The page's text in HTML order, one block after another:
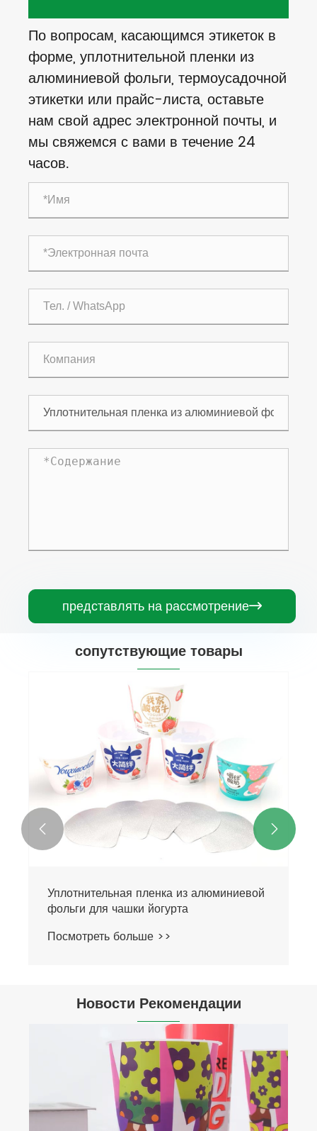
По вопросам, касающимся этикеток в
форме, уплотнительной пленки из
алюминиевой фольги, термоусадочной
этикетки или прайс-листа, оставьте
нам свой адрес электронной почты, и
мы свяжемся с вами в течение 24
часов.
представлять на рассмотрение
сопутствующие товары
Уплотнительная пленка из алюминиевой
фольги для чашки йогурта
Посмотреть больше >>
 
Новости Рекомендации